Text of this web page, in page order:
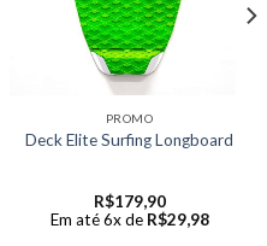
PROMO
Deck Elite Surfing Longboard
R$179,90
Em até 6x de R$29,98